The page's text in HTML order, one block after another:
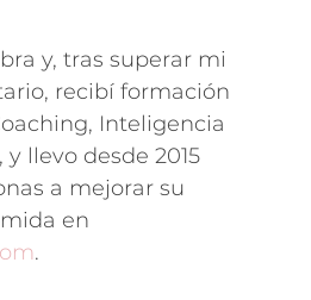
y, tras superar mi
recibí formación
Inteligencia
llevo desde 2015
a mejorar su
en
.